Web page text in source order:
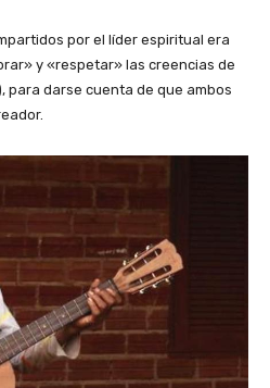
por el líder espiritual era
y «respetar» las creencias de
para darse cuenta de que ambos